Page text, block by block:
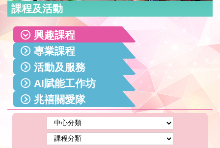
課程及活動
興趣課程
專業課程
活動及服務
AI賦能工作坊
兆禧關愛隊